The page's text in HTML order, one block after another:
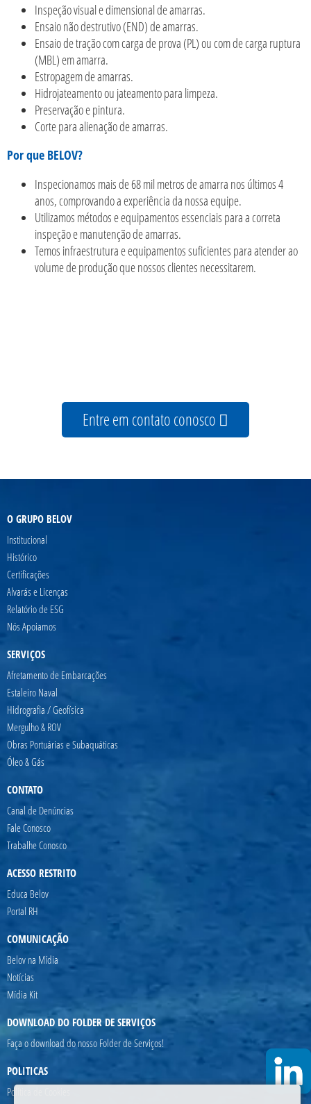
Inspeção visual e dimensional de amarras.
Ensaio não destrutivo (END) de amarras.
Ensaio de tração com carga de prova (PL) ou com de carga ruptura
(MBL) em amarra.
Estropagem de amarras.
Hidrojateamento ou jateamento para limpeza.
Preservação e pintura.
Corte para alienação de amarras.
Por que BELOV?
Inspecionamos mais de 68 mil metros de amarra nos últimos 4
anos, comprovando a experiência da nossa equipe.
Utilizamos métodos e equipamentos essenciais para a correta
inspeção e manutenção de amarras.
Temos infraestrutura e equipamentos suficientes para atender ao
volume de produção que nossos clientes necessitarem.
Entre em contato conosco
O GRUPO BELOV
Institucional
Histórico
Certificações
Alvarás e Licenças
Relatório de ESG
Nós Apoiamos
SERVIÇOS
Afretamento de Embarcações
Estaleiro Naval
Hidrografia / Geofísica
Mergulho & ROV
Obras Portuárias e Subaquáticas
Óleo & Gás
CONTATO
Canal de Denúncias
Fale Conosco
Trabalhe Conosco
ACESSO RESTRITO
Educa Belov
Portal RH
COMUNICAÇÃO
Belov na Mídia
Notícias
Mídia Kit
DOWNLOAD DO FOLDER DE SERVIÇOS
Faça o download do nosso Folder de Serviços!
POLITICAS
Politica de Cookies